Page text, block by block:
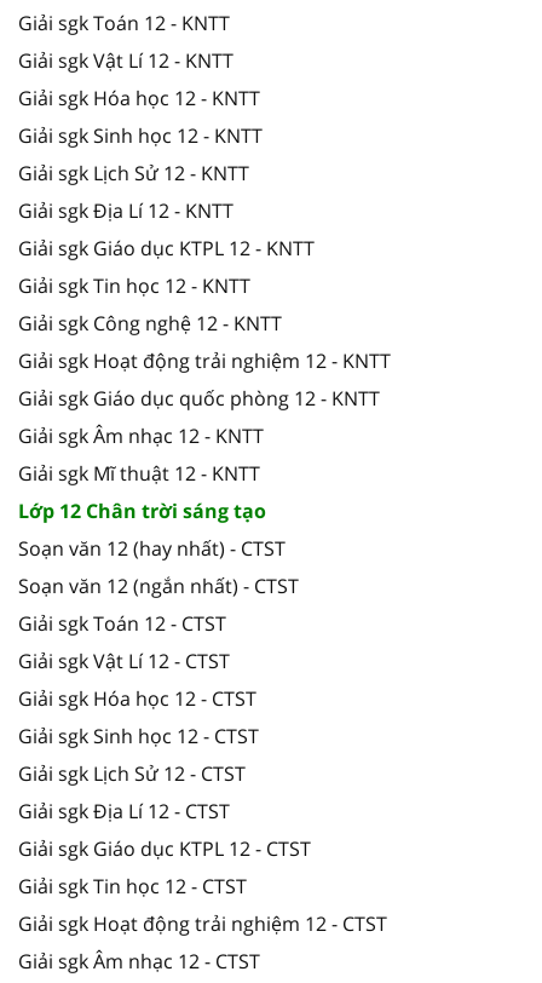
Giải sgk Toán 12 - KNTT
Giải sgk Vật Lí 12 - KNTT
Giải sgk Hóa học 12 - KNTT
Giải sgk Sinh học 12 - KNTT
Giải sgk Lịch Sử 12 - KNTT
Giải sgk Địa Lí 12 - KNTT
Giải sgk Giáo dục KTPL 12 - KNTT
Giải sgk Tin học 12 - KNTT
Giải sgk Công nghệ 12 - KNTT
Giải sgk Hoạt động trải nghiệm 12 - KNTT
Giải sgk Giáo dục quốc phòng 12 - KNTT
Giải sgk Âm nhạc 12 - KNTT
Giải sgk Mĩ thuật 12 - KNTT
Lớp 12 Chân trời sáng tạo
Soạn văn 12 (hay nhất) - CTST
Soạn văn 12 (ngắn nhất) - CTST
Giải sgk Toán 12 - CTST
Giải sgk Vật Lí 12 - CTST
Giải sgk Hóa học 12 - CTST
Giải sgk Sinh học 12 - CTST
Giải sgk Lịch Sử 12 - CTST
Giải sgk Địa Lí 12 - CTST
Giải sgk Giáo dục KTPL 12 - CTST
Giải sgk Tin học 12 - CTST
Giải sgk Hoạt động trải nghiệm 12 - CTST
Giải sgk Âm nhạc 12 - CTST